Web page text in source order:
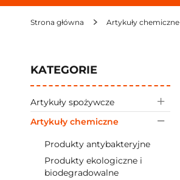
Strona główna Artykuły chemiczne
KATEGORIE
Artykuły spożywcze
Artykuły chemiczne
Produkty antybakteryjne
Produkty ekologiczne i
biodegradowalne